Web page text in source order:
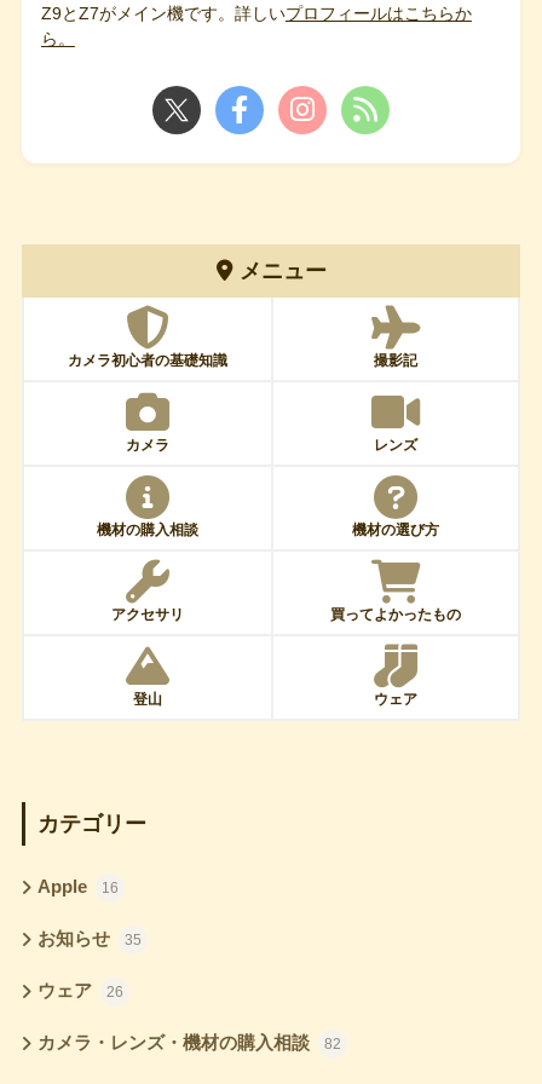
Z9とZ7がメイン機です。詳しいプロフィールはこちらか
ら。
メニュー
カメラ初心者の基礎知識 撮影記
カメラ レンズ
機材の購入相談 機材の選び方
アクセサリ 買ってよかったもの
登山 ウェア
カテゴリー
Apple 16
お知らせ 35
ウェア 26
カメラ・レンズ・機材の購入相談 82